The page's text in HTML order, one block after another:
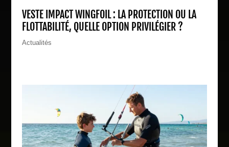
VESTE IMPACT WINGFOIL : LA PROTECTION OU LA
FLOTTABILITÉ, QUELLE OPTION PRIVILÉGIER ?
Actualités